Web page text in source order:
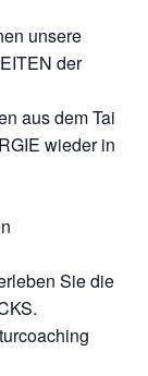
unsere
der
aus dem Tai
wieder in
Sie die